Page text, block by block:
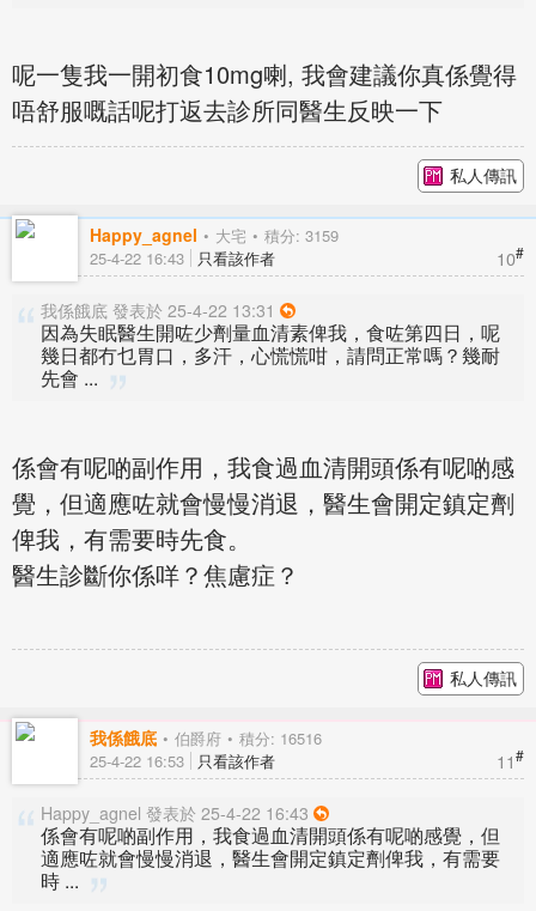
呢一隻我一開初食10mg喇, 我會建議你真係覺得
唔舒服嘅話呢打返去診所同醫生反映一下
私人傳訊
Happy_agnel 大宅 積分: 3159
10#
25-4-22 16:43 只看該作者
我係餓底 發表於 25-4-22 13:31
因為失眠醫生開咗少劑量血清素俾我，食咗第四日，呢
幾日都冇乜胃口，多汗，心慌慌咁，請問正常嗎？幾耐
先會 ...
係會有呢啲副作用，我食過血清開頭係有呢啲感
覺，但適應咗就會慢慢消退，醫生會開定鎮定劑
俾我，有需要時先食。
醫生診斷你係咩？焦慮症？
私人傳訊
我係餓底 伯爵府 積分: 16516
11#
25-4-22 16:53 只看該作者
Happy_agnel 發表於 25-4-22 16:43
係會有呢啲副作用，我食過血清開頭係有呢啲感覺，但
適應咗就會慢慢消退，醫生會開定鎮定劑俾我，有需要
時 ...